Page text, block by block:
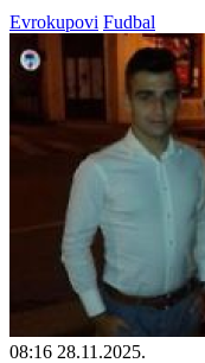
Evrokupovi Fudbal
08:16 28.11.2025.